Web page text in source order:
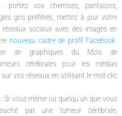
vos chemises, pantalons,
gris préférés, mettez à jour votre
sociaux avec des images en
nouveau cadre de profil Facebook.
de graphiques du Mois de
cérébrales pour les médias
vos réseaux en utilisant le mot-clic
vous-même ou quelqu’un que vous
par une tumeur cérébrale,